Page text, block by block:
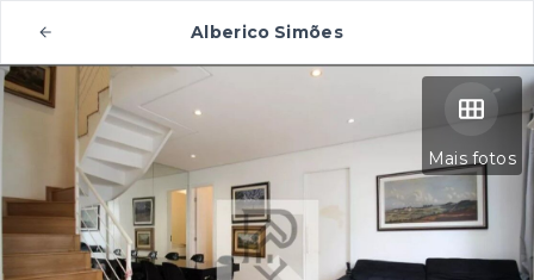
Alberico Simões
Mais fotos